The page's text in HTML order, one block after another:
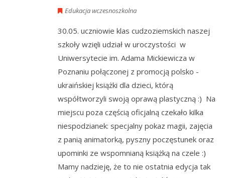
Edukacja wczesnoszkolna
30.05. uczniowie klas cudzoziemskich naszej
szkoły wzięli udział w uroczystości w
Uniwersytecie im. Adama Mickiewicza w
Poznaniu połączonej z promocją polsko -
ukraińskiej książki dla dzieci, którą
współtworzyli swoją oprawą plastyczną :) Na
miejscu poza częścią oficjalną czekało kilka
niespodzianek: specjalny pokaz magii, zajęcia
z panią animatorką, pyszny poczęstunek oraz
upominki ze wspomnianą książką na czele :)
Mamy nadzieję, że to nie ostatnia edycja tak